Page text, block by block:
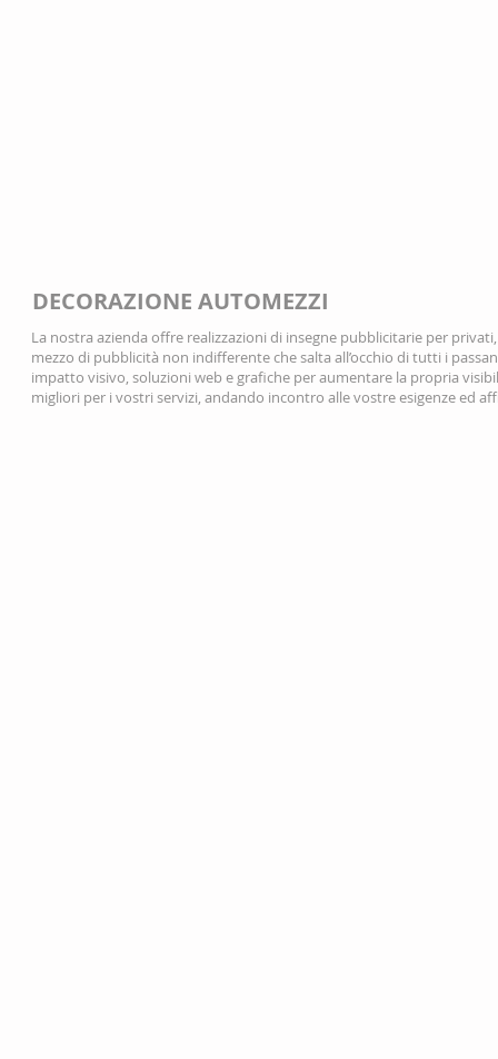
DECORAZIONE AUTOMEZZI
La nostra azienda offre realizzazioni di insegne pubblicitarie per
mezzo di pubblicità non indifferente che salta all’occhio di tutti i
impatto visivo, soluzioni web e grafiche per aumentare la propria
migliori per i vostri servizi, andando incontro alle vostre esigenze ed